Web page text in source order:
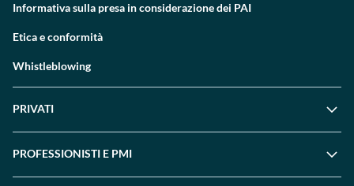
Informativa sulla presa in considerazione dei PAI
Etica e conformità
Whistleblowing
PRIVATI
PROFESSIONISTI E PMI